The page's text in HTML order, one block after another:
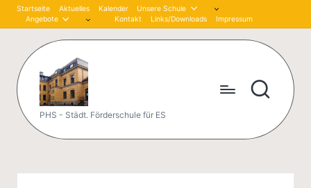
Skip
Startseite Aktuelles Kalender
Unsere Schule
Angebote
Kontakt Links/Downloads Impressum
P
et
er
PHS - Städt. Förderschule für ES